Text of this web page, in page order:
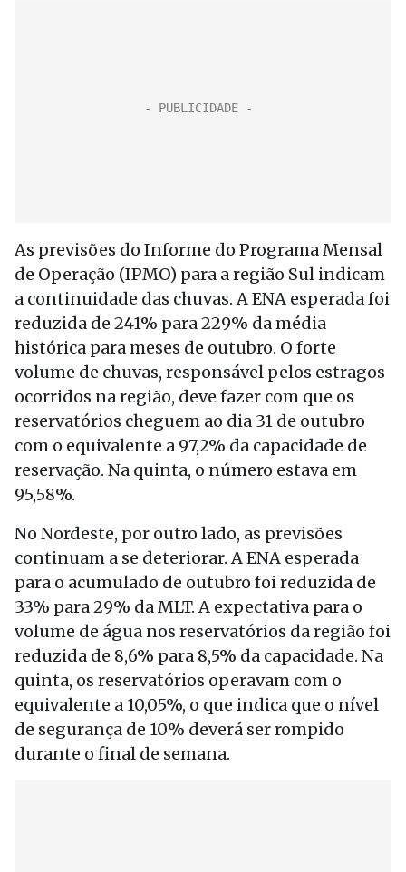
As previsões do Informe do Programa Mensal
de Operação (IPMO) para a região Sul indicam
a continuidade das chuvas. A ENA esperada foi
reduzida de 241% para 229% da média
histórica para meses de outubro. O forte
volume de chuvas, responsável pelos estragos
ocorridos na região, deve fazer com que os
reservatórios cheguem ao dia 31 de outubro
com o equivalente a 97,2% da capacidade de
reservação. Na quinta, o número estava em
95,58%.
No Nordeste, por outro lado, as previsões
continuam a se deteriorar. A ENA esperada
para o acumulado de outubro foi reduzida de
33% para 29% da MLT. A expectativa para o
volume de água nos reservatórios da região foi
reduzida de 8,6% para 8,5% da capacidade. Na
quinta, os reservatórios operavam com o
equivalente a 10,05%, o que indica que o nível
de segurança de 10% deverá ser rompido
durante o final de semana.